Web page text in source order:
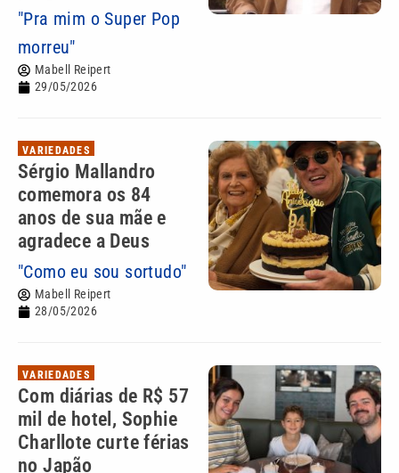
"Pra mim o Super Pop
morreu"
Mabell Reipert
29/05/2026
VARIEDADES
Sérgio Mallandro
comemora os 84
anos de sua mãe e
agradece a Deus
"Como eu sou sortudo"
Mabell Reipert
28/05/2026
VARIEDADES
Com diárias de R$ 57
mil de hotel, Sophie
Charllote curte férias
no Japão